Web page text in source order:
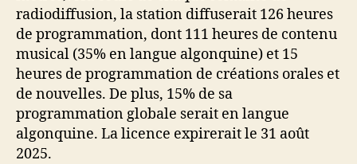
radiodiffusion, la station diffuserait 126 heures
de programmation, dont 111 heures de contenu
musical (35% en langue algonquine) et 15
heures de programmation de créations orales et
de nouvelles. De plus, 15% de sa
programmation globale serait en langue
algonquine. La licence expirerait le 31 août
2025.